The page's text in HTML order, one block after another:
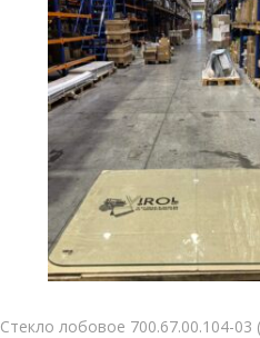
Стекло лобовое 700.67.00.104-03